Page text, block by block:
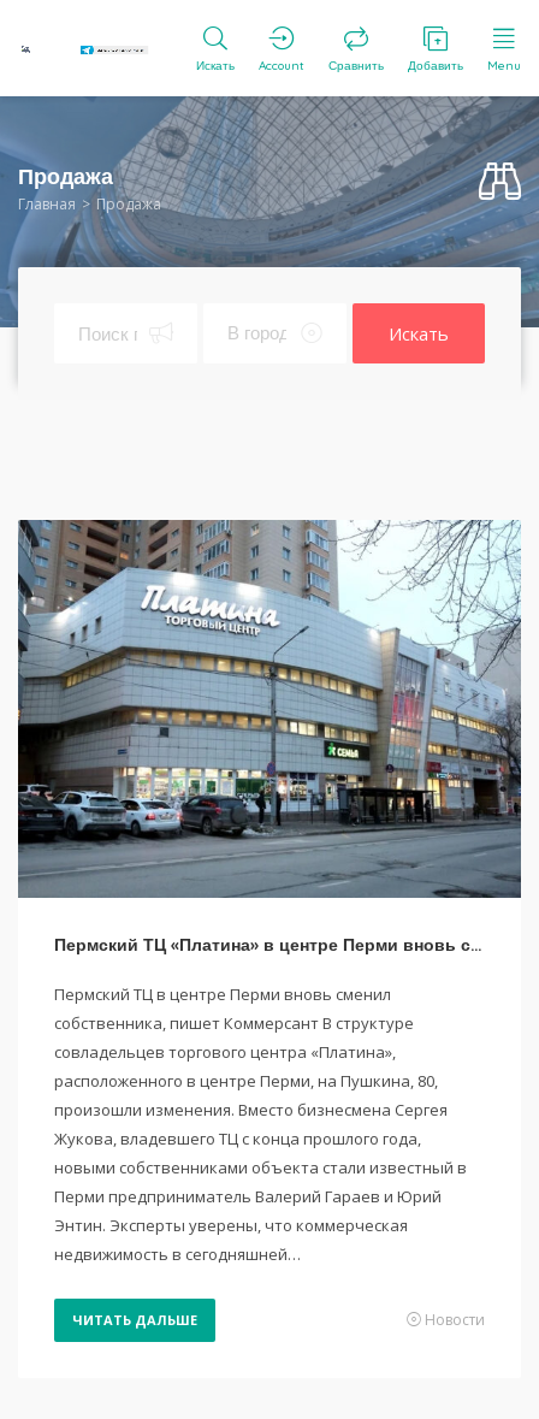
Искать Account Сравнить Добавить Menu
Продажа
Главная Продажа
Искать
Пермский ТЦ «Платина» в центре Перми вновь сменил собственника
Пермский ТЦ в центре Перми вновь сменил
собственника, пишет Коммерсант В структуре
совладельцев торгового центра «Платина»,
расположенного в центре Перми, на Пушкина, 80,
произошли изменения. Вместо бизнесмена Сергея
Жукова, владевшего ТЦ с конца прошлого года,
новыми собственниками объекта стали известный в
Перми предприниматель Валерий Гараев и Юрий
Энтин. Эксперты уверены, что коммерческая
недвижимость в сегодняшней…
ЧИТАТЬ ДАЛЬШЕ Новости